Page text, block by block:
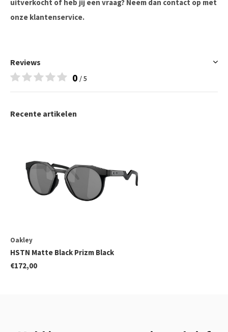
uitverkocht of heb jij een vraag? Neem dan contact op met
onze klantenservice.
Reviews
0 / 5
Recente artikelen
Oakley
HSTN Matte Black Prizm Black
€172,00